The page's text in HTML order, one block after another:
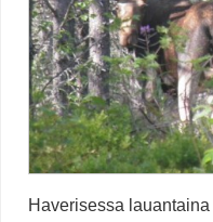
Haverisessa